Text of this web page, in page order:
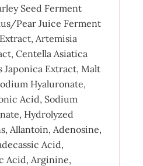
Seed Ferment
Pear Juice Ferment
Artemisia
Centella Asiatica
Japonica Extract, Malt
Hyaluronate,
Acid, Sodium
Hydrolyzed
Allantoin, Adenosine,
Acid,
Acid, Arginine,